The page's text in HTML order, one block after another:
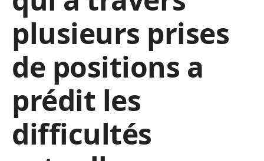
plusieurs prises
de positions a
prédit les
difficultés